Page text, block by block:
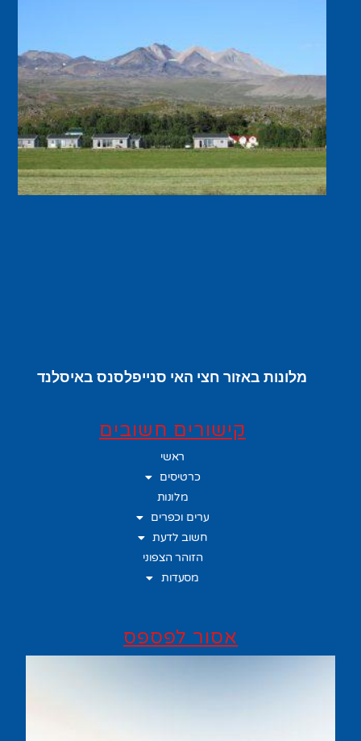
מלונות באזור חצי האי סנייפלסנס באיסלנד
קישורים חשובים
ראשי
כרטיסים
מלונות
ערים וכפרים
חשוב לדעת
הזוהר הצפוני
מסעדות
אסור לפספס